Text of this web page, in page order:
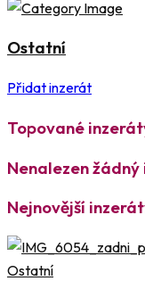
Ostatní
Přidat inzerát
Topované
Nenalezen
Nejnovější
Ostatní